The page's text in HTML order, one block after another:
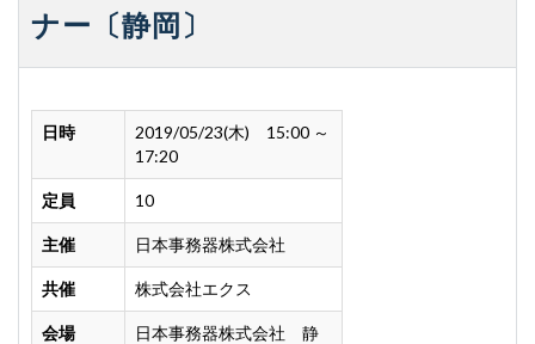
ナー〔静岡〕
日時
2019/05/23(木) 15:00 ～
17:20
定員 10
主催 日本事務器株式会社
共催 株式会社エクス
会場
日本事務器株式会社 静